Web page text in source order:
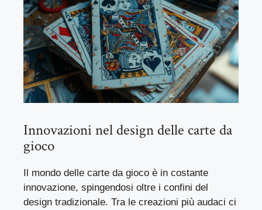
Innovazioni nel design delle carte da
gioco
Il mondo delle carte da gioco è in costante
innovazione, spingendosi oltre i confini del
design tradizionale. Tra le creazioni più audaci ci